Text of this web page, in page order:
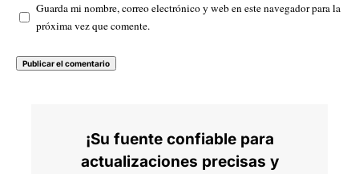
Guarda mi nombre, correo electrónico y web en este navegador para la
próxima vez que comente.
¡Su fuente confiable para
actualizaciones precisas y